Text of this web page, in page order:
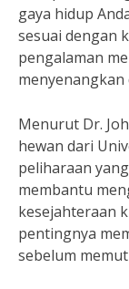
gaya hidup
sesuai dengan
pengalaman
Menurut Dr.
hewan dari
peliharaan
membantu
kesejahteraan
pentingnya
sebelum